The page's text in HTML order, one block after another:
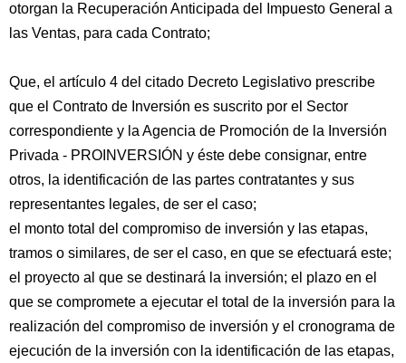
otorgan la Recuperación Anticipada del Impuesto General a
las Ventas, para cada Contrato;
Que, el artículo 4 del citado Decreto Legislativo prescribe
que el Contrato de Inversión es suscrito por el Sector
correspondiente y la Agencia de Promoción de la Inversión
Privada - PROINVERSIÓN y éste debe consignar, entre
otros, la identificación de las partes contratantes y sus
representantes legales, de ser el caso;
el monto total del compromiso de inversión y las etapas,
tramos o similares, de ser el caso, en que se efectuará este;
el proyecto al que se destinará la inversión; el plazo en el
que se compromete a ejecutar el total de la inversión para la
realización del compromiso de inversión y el cronograma de
ejecución de la inversión con la identificación de las etapas,